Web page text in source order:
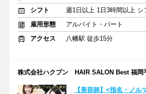
シフト
雇用形態
アルバイト・パート
アクセス
八幡駅 徒歩15分
株式会社ハクブン HAIR SALON Best 福岡
【美容師】<指名・ノル